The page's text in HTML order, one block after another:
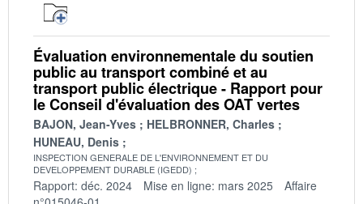
Évaluation environnementale du soutien
public au transport combiné et au
transport public électrique - Rapport pour
le Conseil d'évaluation des OAT vertes
BAJON, Jean-Yves
HELBRONNER, Charles
HUNEAU, Denis
INSPECTION GENERALE DE L'ENVIRONNEMENT ET DU
DEVELOPPEMENT DURABLE (IGEDD)
Rapport: déc. 2024 Mise en ligne: mars 2025
Affaire